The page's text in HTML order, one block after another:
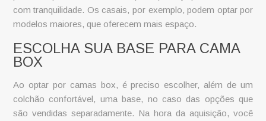
com tranquilidade. Os casais, por exemplo, podem optar por
modelos maiores, que oferecem mais espaço.
ESCOLHA SUA BASE PARA CAMA
BOX
Ao optar por camas box, é preciso escolher, além de um
colchão confortável, uma base, no caso das opções que
são vendidas separadamente. Na hora da aquisição, você